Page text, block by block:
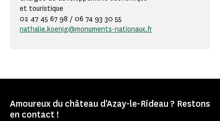
et touristique
02 47 45 67 98 / 06 74 93 30 55
nathalie.koenig@monuments-nationaux.fr
Amoureux du château d'Azay-le-Rideau ? Restons
en contact !